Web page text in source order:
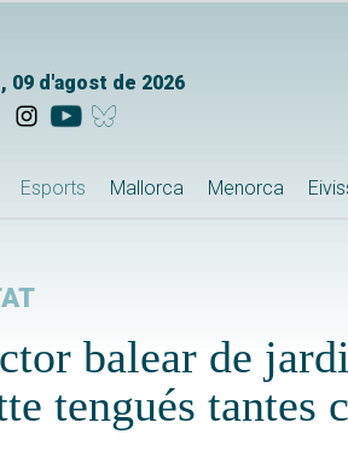
09 d'agost de 2026
Esports Mallorca Menorca
balear de
tengués tantes